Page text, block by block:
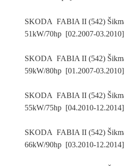
SKODA FABIA II (542)
51kW/70hp [02.2007-
SKODA FABIA II (542)
59kW/80hp [01.2007-
SKODA FABIA II (542)
55kW/75hp [04.2010-
SKODA FABIA II (542)
66kW/90hp [03.2010-